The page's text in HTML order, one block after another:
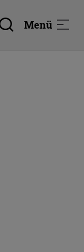
Menü